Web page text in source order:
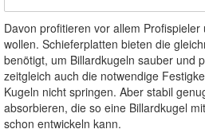
Davon profitieren vor allem
wollen. Schieferplatten bieten die
benötigt, um Billardkugeln sauber und
zeitgleich auch die notwendige
Kugeln nicht springen. Aber stabil
absorbieren, die so eine Billardkugel
schon entwickeln kann.